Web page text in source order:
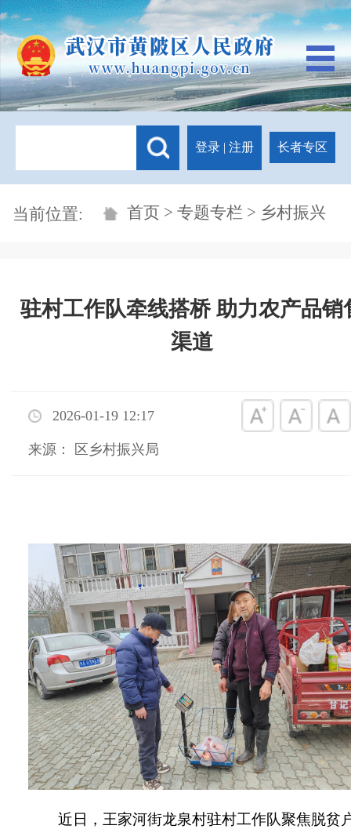
登录 | 注册 长者专区
当前位置: 首页 > 专题专栏 > 乡村振兴
驻村工作队牵线搭桥 助力农产品销
渠道
2026-01-19 12:17
来源： 区乡村振兴局
近 日，王家河街龙泉村驻村工作队聚焦脱贫